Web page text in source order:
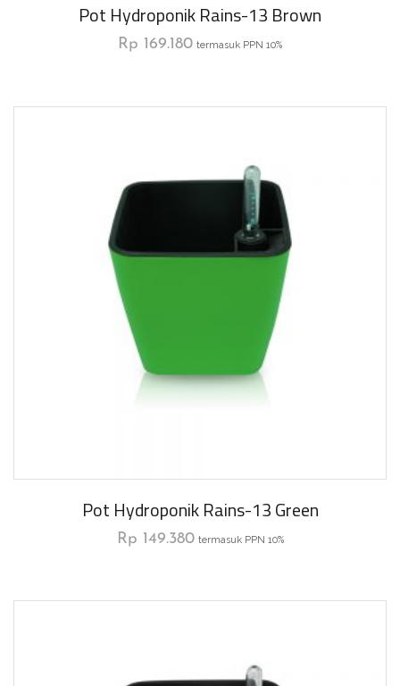
Pot Hydroponik Rains-13 Brown
Rp 169.180 termasuk PPN 10%
Pot Hydroponik Rains-13 Green
Rp 149.380 termasuk PPN 10%